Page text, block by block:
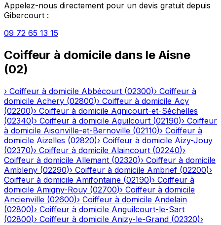
Appelez-nous directement pour un devis gratuit depuis
Gibercourt :
09 72 65 13 15
Coiffeur à domicile dans le Aisne
(02)
› Coiffeur à domicile Abbécourt (02300)› Coiffeur à
domicile Achery (02800)› Coiffeur à domicile Acy
(02200)› Coiffeur à domicile Agnicourt-et-Séchelles
(02340)› Coiffeur à domicile Aguilcourt (02190)› Coiffeur
à domicile Aisonville-et-Bernoville (02110)› Coiffeur à
domicile Aizelles (02820)› Coiffeur à domicile Aizy-Jouy
(02370)› Coiffeur à domicile Alaincourt (02240)›
Coiffeur à domicile Allemant (02320)› Coiffeur à domicile
Ambleny (02290)› Coiffeur à domicile Ambrief (02200)›
Coiffeur à domicile Amifontaine (02190)› Coiffeur à
domicile Amigny-Rouy (02700)› Coiffeur à domicile
Ancienville (02600)› Coiffeur à domicile Andelain
(02800)› Coiffeur à domicile Anguilcourt-le-Sart
(02800)› Coiffeur à domicile Anizy-le-Grand (02320)›